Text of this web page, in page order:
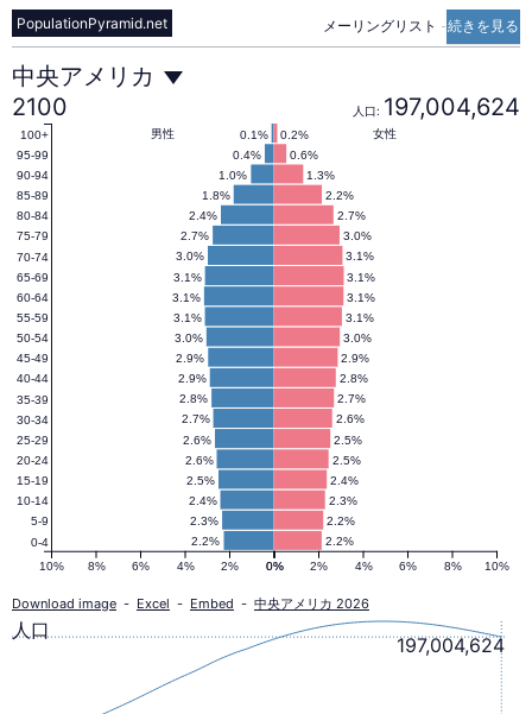
メーリングリスト -続きを見る
PopulationPyramid.net
中
央
ア
メ
リ
カ
の
人
口
中央アメリカ
2100
人口: 197,004,624
2.2%
2.2%
2.2%
2.3%
2.3%
2.4%
2.4%
2.5%
2.5%
2.6%
2.5%
2.6%
2.6%
2.7%
2.7%
2.8%
2.8%
2.9%
2.9%
2.9%
3.0%
3.0%
3.1%
3.1%
3.1%
3.1%
3.1%
3.1%
3.1%
3.0%
3.0%
2.7%
2.7%
2.4%
2.2%
1.8%
1.3%
1.0%
0.6%
0.4%
0.2%
0.1% 女性
男性
0% 2% 4% 6% 8% 10%
10% 8% 6% 4% 2% 0%
0-4
5-9
10-14
15-19
20-24
25-29
30-34
35-39
40-44
45-49
50-54
55-59
60-64
65-69
70-74
75-79
80-84
85-89
90-94
95-99
100+
Download image - Excel - Embed - 中央アメリカ 2026
197,004,624
人口